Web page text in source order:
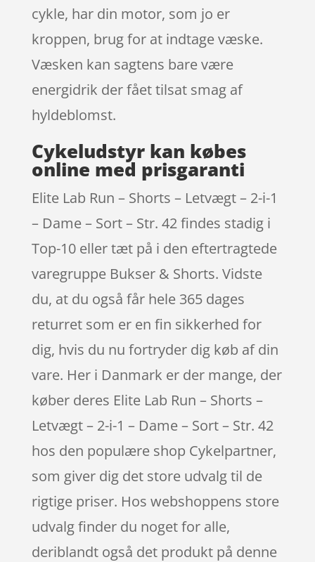
cykle, har din motor, som jo er
kroppen, brug for at indtage væske.
Væsken kan sagtens bare være
energidrik der fået tilsat smag af
hyldeblomst.
Cykeludstyr kan købes
online med prisgaranti
Elite Lab Run – Shorts – Letvægt – 2-i-1
– Dame – Sort – Str. 42 findes stadig i
Top-10 eller tæt på i den eftertragtede
varegruppe Bukser & Shorts. Vidste
du, at du også får hele 365 dages
returret som er en fin sikkerhed for
dig, hvis du nu fortryder dig køb af din
vare. Her i Danmark er der mange, der
køber deres Elite Lab Run – Shorts –
Letvægt – 2-i-1 – Dame – Sort – Str. 42
hos den populære shop Cykelpartner,
som giver dig det store udvalg til de
rigtige priser. Hos webshoppens store
udvalg finder du noget for alle,
deriblandt også det produkt på denne